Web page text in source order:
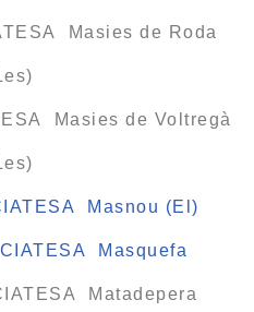
Masies de Roda
Masies de Voltregà
Masnou (El)
Masquefa
Matadepera